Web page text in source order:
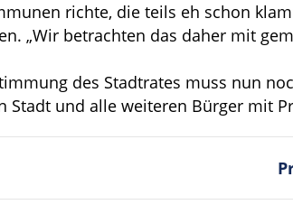
richte, die teils eh schon
„Wir betrachten das daher mit
des Stadtrates muss nun
Stadt und alle weiteren Bürger mit